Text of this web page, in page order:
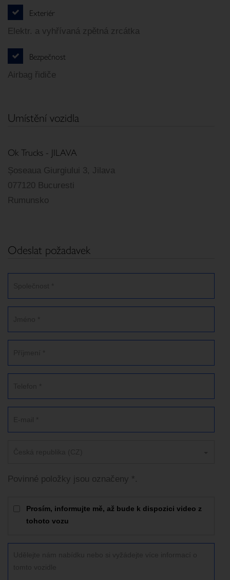
Exteriér
Elektr. a vyhřívaná zpětná zrcátka
Bezpečnost
Airbag řidiče
Umístění vozidla
Ok Trucks - JILAVA
Șoseaua Giurgiului 3, Jilava
077120 Bucuresti
Rumunsko
Odeslat požadavek
Povinné položky jsou označeny *.
Prosím, informujte mě, až bude k dispozici video z
tohoto vozu